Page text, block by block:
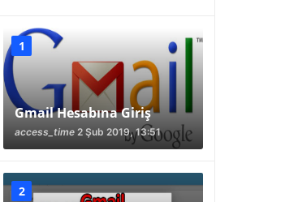
Gmail Hesabına Giriş
access_time 2 Şub 2019, 13:51